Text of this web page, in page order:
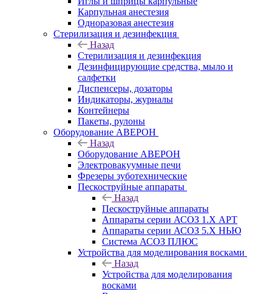
Карпульная анестезия
Одноразовая анестезия
Стерилизация и дезинфекция
Назад
Стерилизация и дезинфекция
Дезинфицирующие средства, мыло и
салфетки
Диспенсеры, дозаторы
Индикаторы, журналы
Контейнеры
Пакеты, рулоны
Оборудование АВЕРОН
Назад
Оборудование АВЕРОН
Электровакуумные печи
Фрезеры зуботехнические
Пескоструйные аппараты
Назад
Пескоструйные аппараты
Аппараты серии АСОЗ 1.Х АРТ
Аппараты серии АСОЗ 5.Х НЬЮ
Система АСОЗ ПЛЮС
Устройства для моделирования восками
Назад
Устройства для моделирования
восками